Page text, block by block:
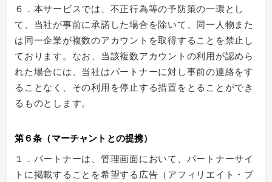
６．本サービスでは、不正行為等の予防策の一環とし
て、当社が事前に承諾した場合を除いて、同一人物また
は同一企業が複数のアカウントを取得することを禁止し
ております。なお、当該複数アカウントの利用が認めら
れた場合には、当社はパートナーに対し事前の連絡をす
ることなく、その利用を停止する措置をとることができ
るものとします。
第６条（マーチャントとの提携）
１．パートナーは、管理画面において、パートナーサイ
トに掲載することを希望する広告（アフィリエイト・プ